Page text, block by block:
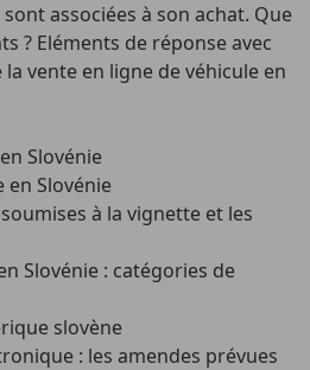
associées à son achat. Que
? Eléments de réponse avec
vente en ligne de véhicule en
Slovénie
en Slovénie
à la vignette et les
Slovénie : catégories de
slovène
: les amendes prévues